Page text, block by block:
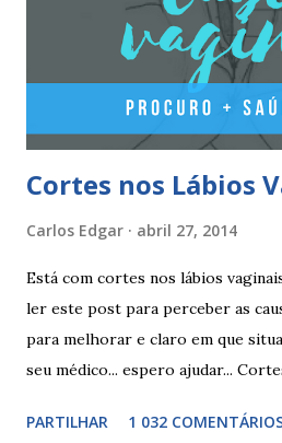
não têm hormonas
Outros componentes: lactose
Cortes nos Lábios
Carlos Edgar abril 27, 2014
Está com cortes nos lábios
ler este post para perceber as
para melhorar e claro em que
seu médico... espero ajudar...
surgir devido às relações sexuais
PARTILHAR 1 032